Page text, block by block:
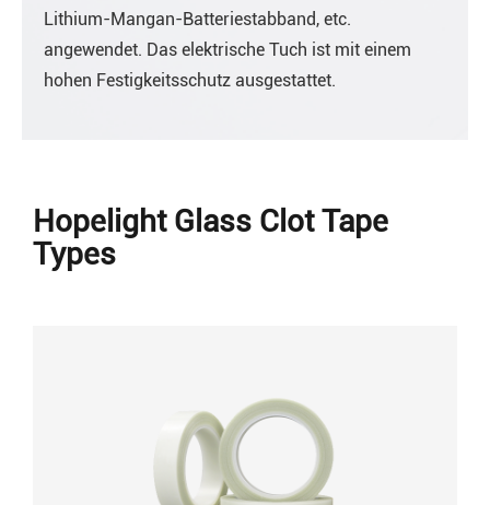
Lithium-Mangan-Batteriestabband, etc.
angewendet. Das elektrische Tuch ist mit einem
hohen Festigkeitsschutz ausgestattet.
Hopelight Glass Clot Tape
Types